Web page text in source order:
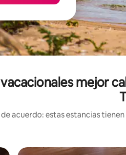
mejor
de acuerdo: estas estancias